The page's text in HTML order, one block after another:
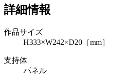
詳細情報
作品サイズ
H333×W242×D20［mm］
支持体
パネル